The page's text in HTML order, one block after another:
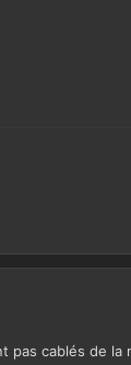
pas cablés de la